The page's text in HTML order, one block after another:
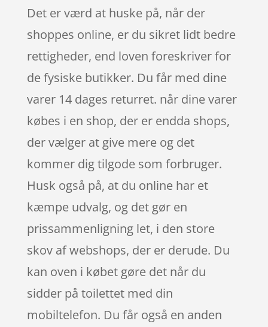
Det er værd at huske på, når der
shoppes online, er du sikret lidt bedre
rettigheder, end loven foreskriver for
de fysiske butikker. Du får med dine
varer 14 dages returret. når dine varer
købes i en shop, der er endda shops,
der vælger at give mere og det
kommer dig tilgode som forbruger.
Husk også på, at du online har et
kæmpe udvalg, og det gør en
prissammenligning let, i den store
skov af webshops, der er derude. Du
kan oven i købet gøre det når du
sidder på toilettet med din
mobiltelefon. Du får også en anden